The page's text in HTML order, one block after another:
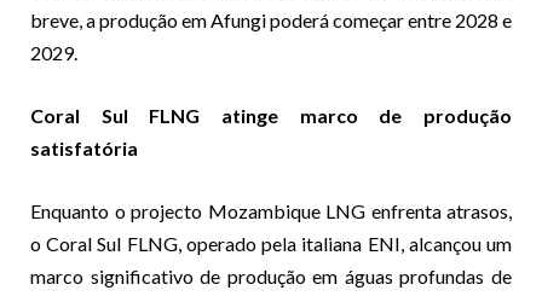
breve, a produção em Afungi poderá começar entre 2028 e
2029.
Coral Sul FLNG atinge marco de produção
satisfatória
Enquanto o projecto Mozambique LNG enfrenta atrasos,
o Coral Sul FLNG, operado pela italiana ENI, alcançou um
marco significativo de produção em águas profundas de